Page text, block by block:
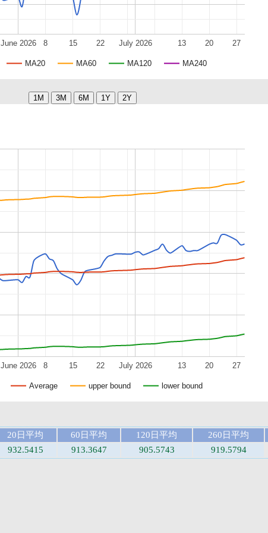
MA20 MA60 MA120 MA240
June 2026 July 2026
8 15 22 13 20 27
Average upper bound lower bound
June 2026 July 2026
8 15 22 13 20 27
20日平均 60日平均 120日平均
260日平均
932.5415 913.3647 905.5743 919.5794